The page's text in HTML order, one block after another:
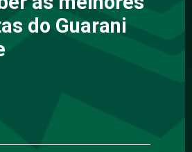
do Guarani